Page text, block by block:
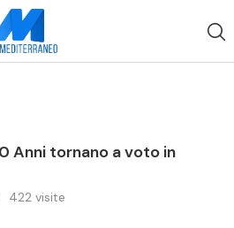
Anni tornano a voto in
422 visite